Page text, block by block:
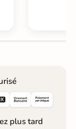
plus tard